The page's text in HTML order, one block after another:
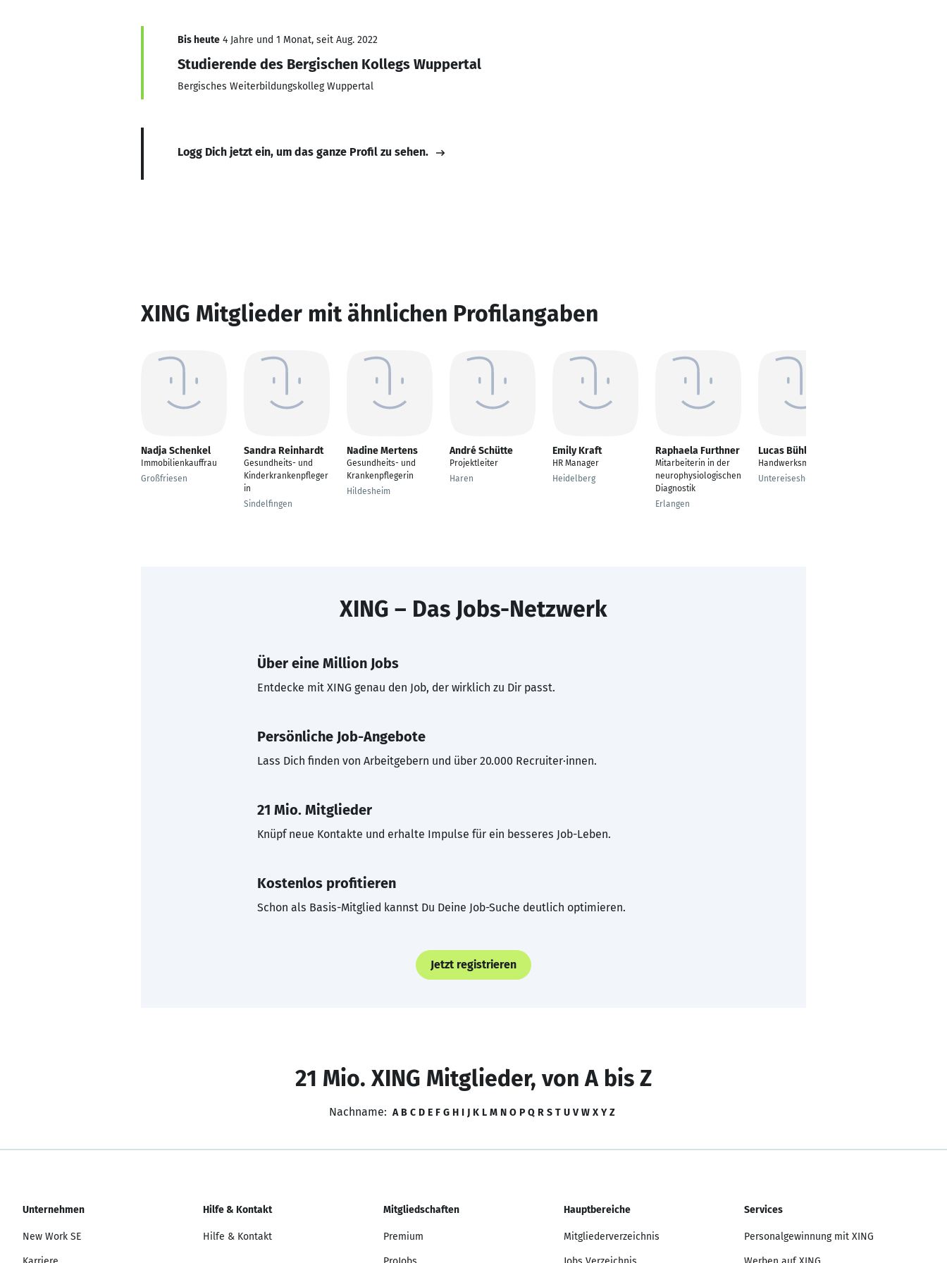
Bis heute 4 Jahre und 1 Monat, seit Aug. 2022
Studierende des Bergischen Kollegs Wuppertal
Bergisches Weiterbildungskolleg Wuppertal
Logg Dich jetzt ein, um das ganze Profil zu sehen.
XING Mitglieder mit ähnlichen Profilangaben
Nadja Schenkel
Immobilienkauffrau
Großfriesen
Sandra Reinhardt
Gesundheits- und
Kinderkrankenpfleger
in
Sindelfingen
Nadine Mertens
Gesundheits- und
Krankenpflegerin
Hildesheim
André Schütte
Projektleiter
Haren
Emily Kraft
HR Manager
Heidelberg
Raphaela Furthner
Mitarbeiterin in der
neurophysiologischen
Diagnostik
Erlangen
Lucas Bühler
Handwerksmeister
Untereisesheim
XING – Das Jobs-Netzwerk
Über eine Million Jobs
Entdecke mit XING genau den Job, der wirklich zu Dir passt.
Persönliche Job-Angebote
Lass Dich finden von Arbeitgebern und über 20.000 Recruiter·innen.
21 Mio. Mitglieder
Knüpf neue Kontakte und erhalte Impulse für ein besseres Job-Leben.
Kostenlos profitieren
Schon als Basis-Mitglied kannst Du Deine Job-Suche deutlich optimieren.
Jetzt registrieren
21 Mio. XING Mitglieder, von A bis Z
Nachname: A B C D E F G H I J K L M N O P Q R S T U V W X Y Z
Unternehmen
New Work SE
Hilfe & Kontakt
Hilfe & Kontakt
Mitgliedschaften
Premium
Hauptbereiche
Mitgliederverzeichnis
Services
Personalgewinnung mit XING